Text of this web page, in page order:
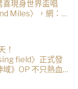
喜現身世界盃唱
Miles〉，網：文
！
field〉正式發
》OP 不只熱血還